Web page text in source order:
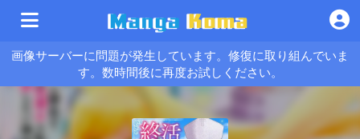
画像サーバーに問題が発生しています。修復に取り組んでいま
す。数時間後に再度お試しください。